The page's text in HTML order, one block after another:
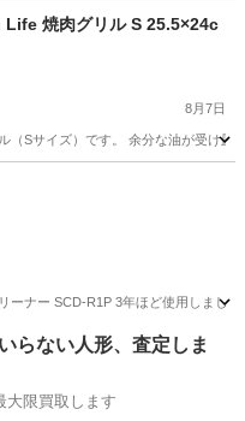
商品
Life 焼肉グリル S 25.5×24c
8月7日
（Sサイズ）です。 余分な油が受け
ーナー SCD-R1P 3年ほど使用しま
らない人形、査定しま
大限買取します